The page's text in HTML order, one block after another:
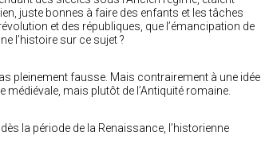
juste bonnes à faire des enfants et les tâches
et des républiques, que l’émancipation de
l’histoire sur ce sujet ?
pleinement fausse. Mais contrairement à une idée
médiévale, mais plutôt de l’Antiquité romaine.
la période de la Renaissance, l’historienne